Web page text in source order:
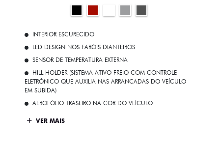
INTERIOR ESCURECIDO
LED DESIGN NOS FARÓIS DIANTEIROS
SENSOR DE TEMPERATURA EXTERNA
HILL HOLDER (SISTEMA ATIVO FREIO COM CONTROLE
ELETRÔNICO QUE AUXILIA NAS ARRANCADAS DO VEÍCULO
EM SUBIDA)
AEROFÓLIO TRASEIRO NA COR DO VEÍCULO
VER MAIS